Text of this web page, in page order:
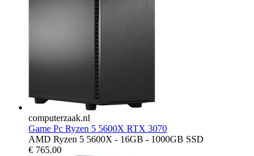
computerzaak.nl
Game Pc Ryzen 5 5600X RTX 3070
AMD Ryzen 5 5600X - 16GB - 1000GB SSD
€ 765.00